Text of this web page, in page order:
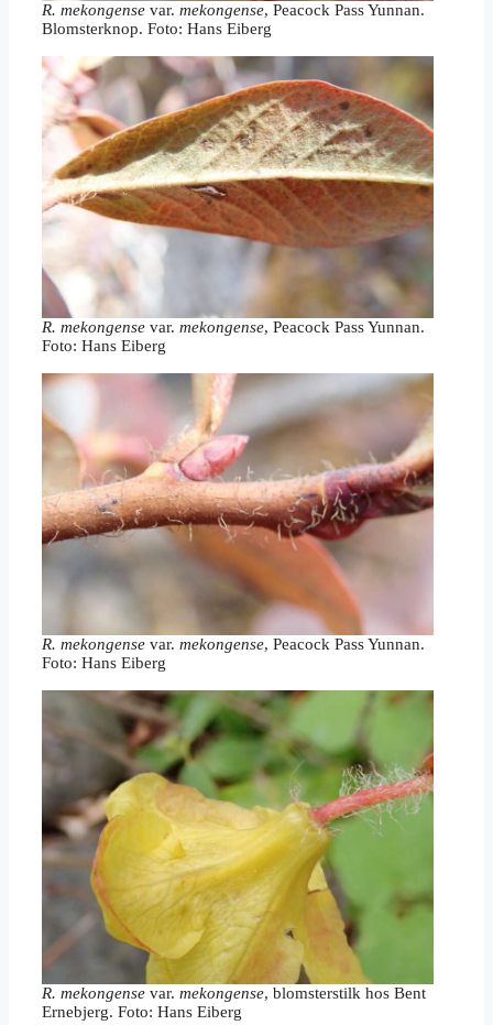
R. mekongense var. mekongense, Peacock Pass Yunnan.
Blomsterknop. Foto: Hans Eiberg
R. mekongense var. mekongense, Peacock Pass Yunnan.
Foto: Hans Eiberg
R. mekongense var. mekongense, Peacock Pass Yunnan.
Foto: Hans Eiberg
R. mekongense var. mekongense, blomsterstilk hos Bent
Ernebjerg. Foto: Hans Eiberg